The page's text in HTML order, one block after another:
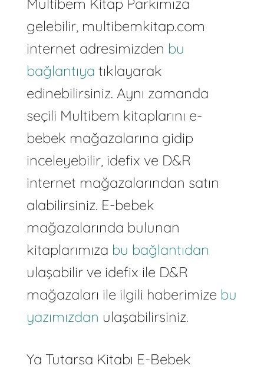
Multibem Kitap Parkımıza
gelebilir, multibemkitap.com
internet adresimizden bu
bağlantıya tıklayarak
edinebilirsiniz. Aynı zamanda
seçili Multibem kitaplarını e-
bebek mağazalarına gidip
inceleyebilir, idefix ve D&R
internet mağazalarından satın
alabilirsiniz. E-bebek
mağazalarında bulunan
kitaplarımıza bu bağlantıdan
ulaşabilir ve idefix ile D&R
mağazaları ile ilgili haberimize bu
yazımızdan ulaşabilirsiniz.
Ya Tutarsa Kitabı E-Bebek